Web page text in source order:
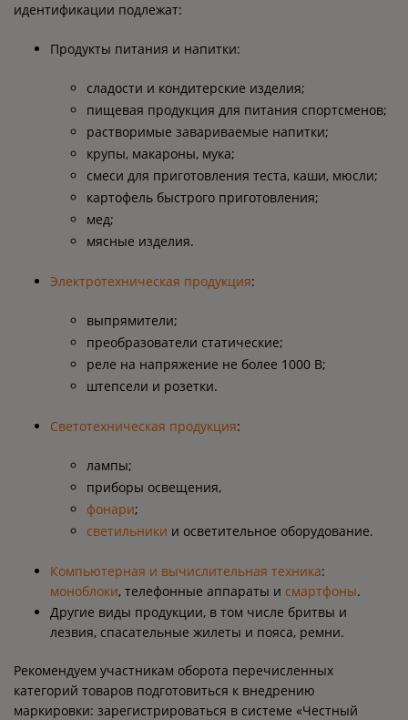
идентификации подлежат:
Продукты питания и напитки:
сладости и кондитерские изделия;
пищевая продукция для питания спортсменов;
растворимые завариваемые напитки;
крупы, макароны, мука;
смеси для приготовления теста, каши, мюсли;
картофель быстрого приготовления;
мед;
мясные изделия.
Электротехническая продукция:
выпрямители;
преобразователи статические;
реле на напряжение не более 1000 В;
штепсели и розетки.
Светотехническая продукция:
лампы;
приборы освещения,
фонари;
светильники и осветительное оборудование.
Компьютерная и вычислительная техника:
моноблоки, телефонные аппараты и смартфоны.
Другие виды продукции, в том числе бритвы и
лезвия, спасательные жилеты и пояса, ремни.
Рекомендуем участникам оборота перечисленных
категорий товаров подготовиться к внедрению
маркировки: зарегистрироваться в системе «Честный